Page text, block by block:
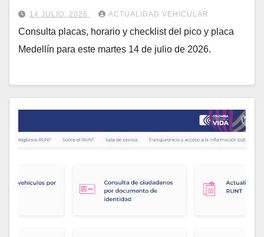
14 JULIO, 2026 ACTUALIDAD VEHICULAR
Consulta placas, horario y checklist del pico y placa
Medellín para este martes 14 de julio de 2026.